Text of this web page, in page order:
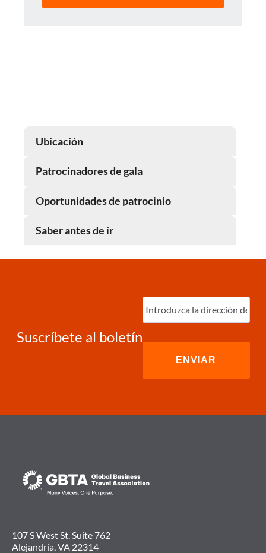
Ubicación
Patrocinadores de gala
Oportunidades de patrocinio
Saber antes de ir
Suscríbete al boletín
Ingrese
correo
electrónico
107 S West St. Suite 762
Alejandría, VA 22314